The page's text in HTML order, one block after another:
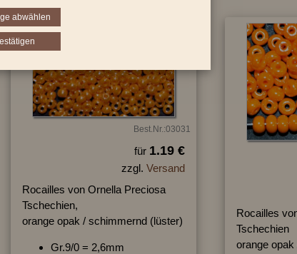
Best.Nr.:03031
für 1.19 €
zzgl. Versand
Rocailles von Ornella Preciosa
Tschechien,
orange opak / schimmernd (lüster)
Gr.9/0 = 2,6mm
Rocailles
Tschechien
orange
abwählen